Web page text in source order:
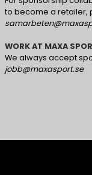
to become a retailer,
WORK AT MAXA
We always accept
jobb@maxasport.se